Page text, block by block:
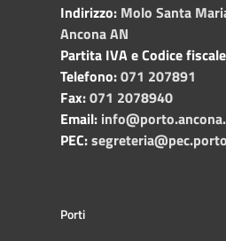
Indirizzo: Molo Santa
Ancona AN
Partita IVA e Codice
Telefono:071 207891
Fax:071 2078940
Email:
PEC:
Porti